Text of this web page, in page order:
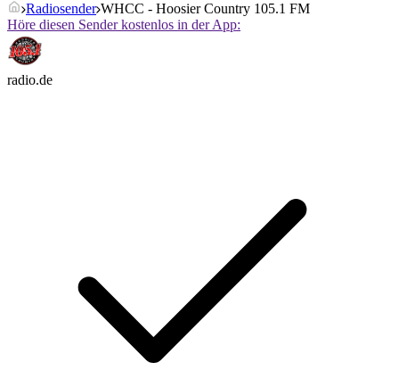
Radiosender WHCC - Hoosier Country 105.1 FM
Höre diesen Sender kostenlos in der App:
radio.de